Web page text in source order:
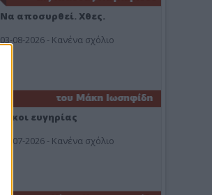
Να αποσυρθεί. Χθες.
03-08-2026 - Κανένα σχόλιο
Οίκοι ευγηρίας
24-07-2026 - Κανένα σχόλιο